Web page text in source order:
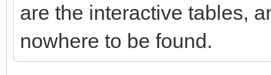
are the interactive tables,
nowhere to be found.